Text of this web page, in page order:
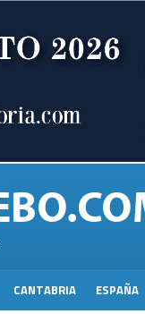
CANTABRIA ESPAÑA